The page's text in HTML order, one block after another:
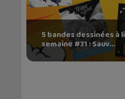
5 bandes dessinées à
semaine #31 : Sauv...